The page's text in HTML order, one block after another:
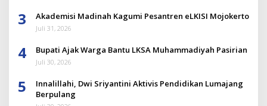
3 Akademisi Madinah Kagumi Pesantren eLKISI Mojokerto
Juli 31, 2026
4 Bupati Ajak Warga Bantu LKSA Muhammadiyah Pasirian
Juli 30, 2026
5
Innalillahi, Dwi Sriyantini Aktivis Pendidikan Lumajang
Berpulang